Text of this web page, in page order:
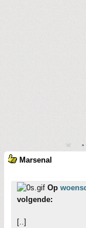
Marsenal
Op
volgende:
[..]